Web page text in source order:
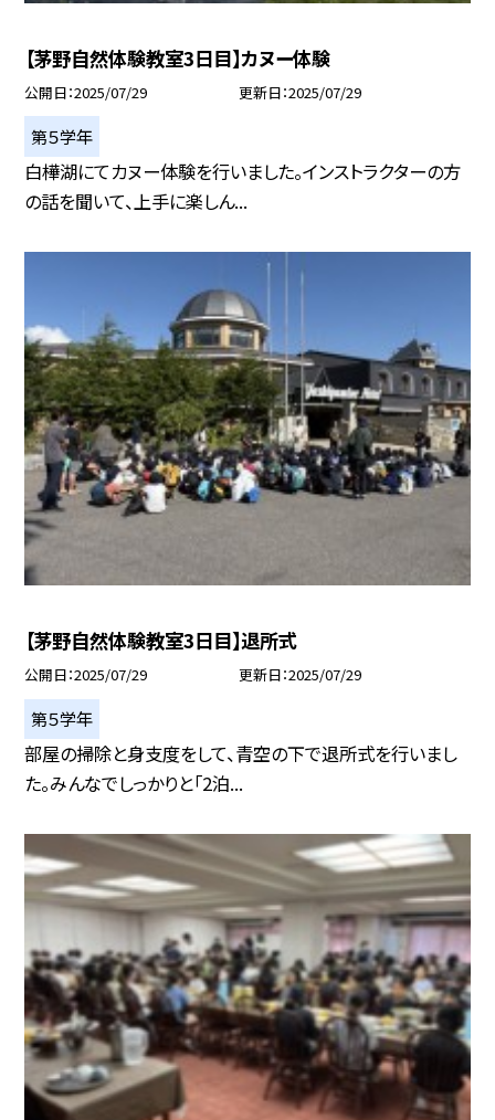
【茅野自然体験教室3日目】カヌー体験
公開日 2025/07/29 更新日 2025/07/29
第５学年
白樺湖にてカヌー体験を行いました。インストラクターの方
の話を聞いて、上手に楽しん...
【茅野自然体験教室3日目】退所式
公開日 2025/07/29 更新日 2025/07/29
第５学年
部屋の掃除と身支度をして、青空の下で退所式を行いまし
た。みんなでしっかりと「2泊...